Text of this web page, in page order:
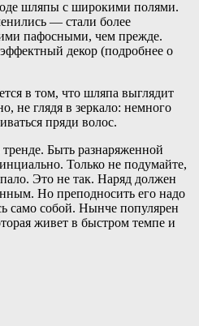
шляпы с широкими полями.
— стали более
пафосными, чем прежде.
декор (подробнее о
в том, что шляпа выглядит
не глядя в зеркало: немного
пряди волос.
Быть разнаряженной
Только не подумайте,
Это не так. Наряд должен
Но преподносить его надо
само собой. Нынче популярен
живет в быстром темпе и